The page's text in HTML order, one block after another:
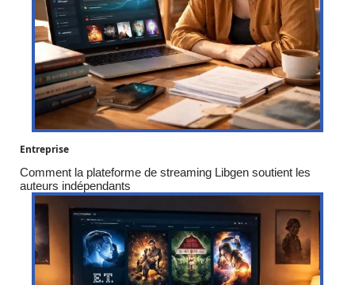
Entreprise
Comment la plateforme de streaming Libgen soutient les
auteurs indépendants